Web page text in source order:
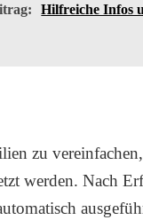
Hilfreiche Infos
zu
werden. Nach